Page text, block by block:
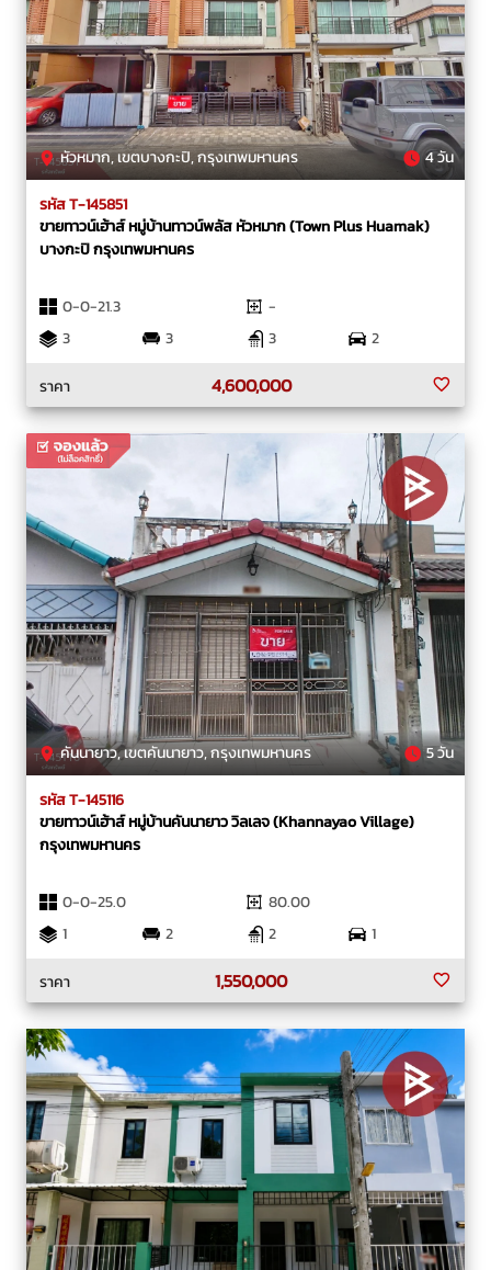
หัวหมาก, เขตบางกะปิ, กรุงเทพมหานคร 4 วัน
รหัส T-145851
ขายทาวน์เฮ้าส์ หมู่บ้านทาวน์พลัส หัวหมาก (Town Plus Huamak)
บางกะปิ กรุงเทพมหานคร
0-0-21.3
-
3
3 3
2
ราคา
4,600,000
คันนายาว, เขตคันนายาว, กรุงเทพมหานคร 5 วัน
รหัส T-145116
ขายทาวน์เฮ้าส์ หมู่บ้านคันนายาว วิลเลจ (Khannayao Village)
กรุงเทพมหานคร
0-0-25.0
80.00
1
2 2
1
ราคา
1,550,000